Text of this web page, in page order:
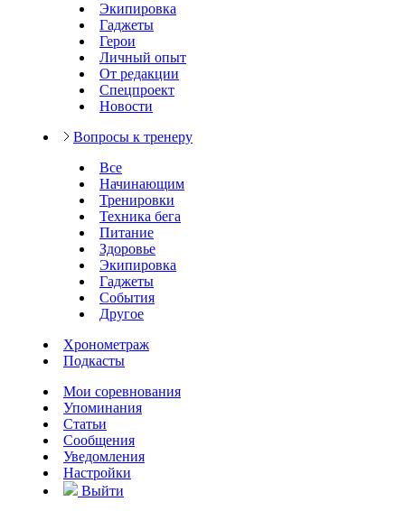
Экипировка
Гаджеты
Герои
Личный опыт
От редакции
Спецпроект
Новости
Вопросы к тренеру
Все
Начинающим
Тренировки
Техника бега
Питание
Здоровье
Экипировка
Гаджеты
События
Другое
Хронометраж
Подкасты
Мои соревнования
Упоминания
Статьи
Сообщения
Уведомления
Настройки
Выйти